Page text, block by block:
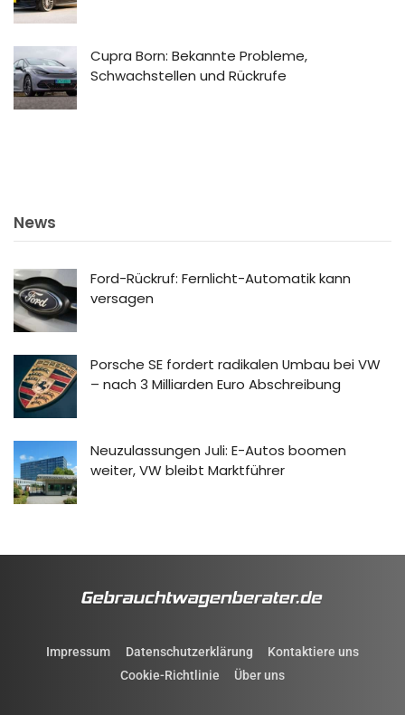
Cupra Born: Bekannte Probleme,
Schwachstellen und Rückrufe
News
Ford-Rückruf: Fernlicht-Automatik kann
versagen
Porsche SE fordert radikalen Umbau bei VW
– nach 3 Milliarden Euro Abschreibung
Neuzulassungen Juli: E-Autos boomen
weiter, VW bleibt Marktführer
Impressum Datenschutzerklärung
Kontaktiere uns
Cookie-Richtlinie
Über uns